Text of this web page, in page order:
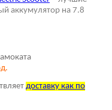
аккумулятор на 7.8
доставку как по